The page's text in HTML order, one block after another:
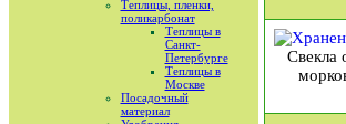
Теплицы, пленки,
поликарбонат
Теплицы в
Санкт-
Петербурге
Теплицы в
Москве
Посадочный
материал
Свекла